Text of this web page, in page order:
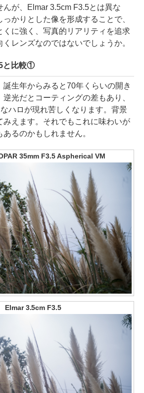
んが、Elmar 3.5cm F3.5とは異な
かりとした像を形成することで、
くに強く、写真的リアリティを追求
レンズなのではないでしょうか。
と比較①
誕生年からみると70年くらいの開き
光だとコーティングの差もあり、
ハロが現れ苦しくなります。背景
みえます。それでもこれに味わいが
るのかもしれません。
35mm F3.5 Aspherical VM
Elmar 3.5cm F3.5